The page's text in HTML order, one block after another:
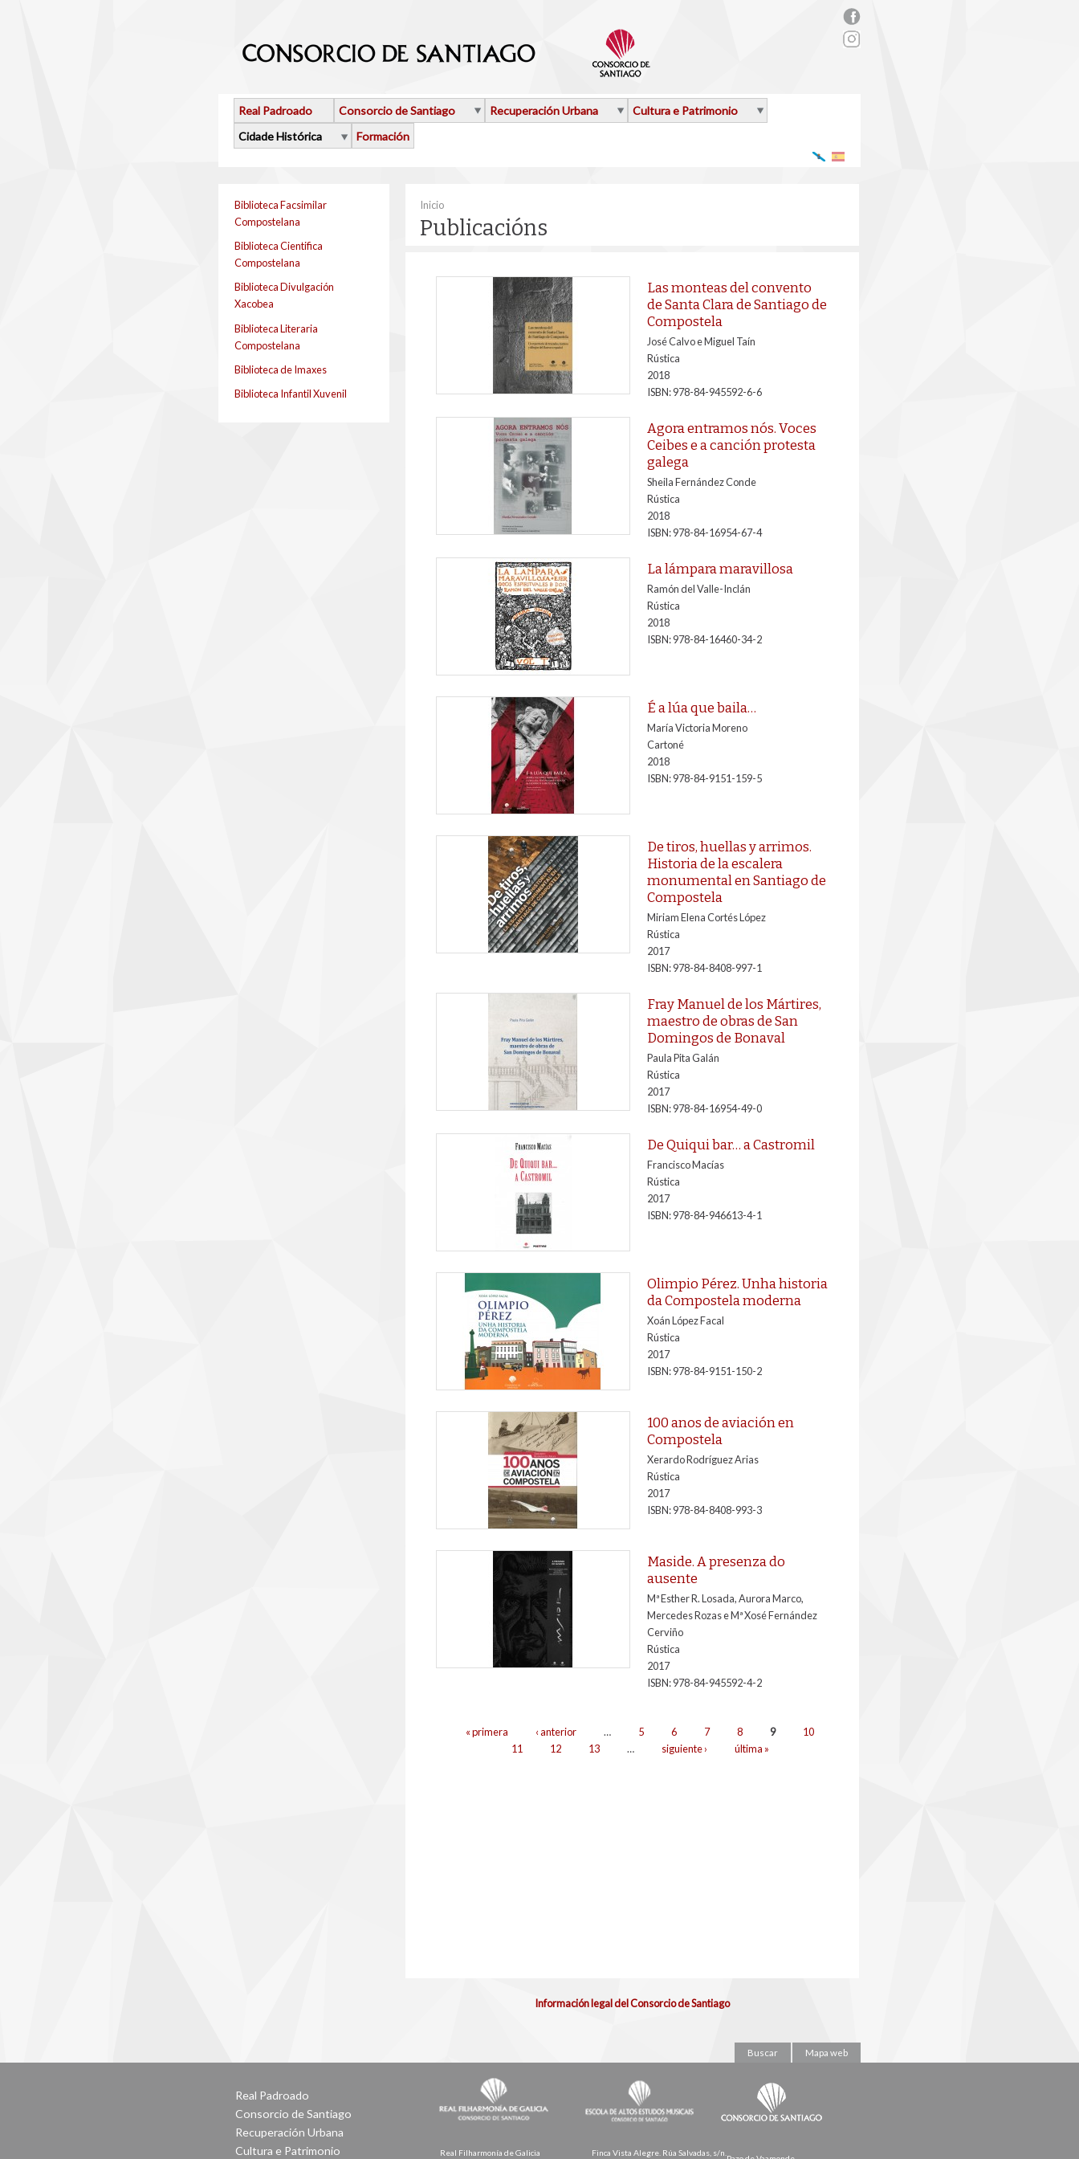
rs_facebook.png
Real Padroado Consorcio de Santiago Recuperación Urbana
Cultura e Patrimonio
Cidade Histórica
Formación
Biblioteca Facsimilar
Compostelana
Biblioteca Cientifica
Compostelana
Biblioteca Divulgación
Xacobea
Biblioteca Literaria
Compostelana
Biblioteca de Imaxes
Biblioteca Infantil Xuvenil
Vostede está aquí
Inicio
Publicacións
Las monteas del convento
de Santa Clara de Santiago de
Compostela
José Calvo e Miguel Taín
Rústica
2018
ISBN: 978-84-945592-6-6
Agora entramos nós. Voces
Ceibes e a canción protesta
galega
Sheila Fernández Conde
Rústica
2018
ISBN: 978-84-16954-67-4
La lámpara maravillosa
Ramón del Valle-Inclán
Rústica
2018
ISBN: 978-84-16460-34-2
É a lúa que baila…
María Victoria Moreno
Cartoné
2018
ISBN: 978-84-9151-159-5
De tiros, huellas y arrimos.
Historia de la escalera
monumental en Santiago de
Compostela
Miriam Elena Cortés López
Rústica
2017
ISBN: 978-84-8408-997-1
Fray Manuel de los Mártires,
maestro de obras de San
Domingos de Bonaval
Paula Pita Galán
Rústica
2017
ISBN: 978-84-16954-49-0
De Quiqui bar… a Castromil
Francisco Macías
Rústica
2017
ISBN: 978-84-946613-4-1
Olimpio Pérez. Unha historia
da Compostela moderna
Xoán López Facal
Rústica
2017
ISBN: 978-84-9151-150-2
100 anos de aviación en
Compostela
Xerardo Rodríguez Arias
Rústica
2017
ISBN: 978-84-8408-993-3
Maside. A presenza do
ausente
Mª Esther R. Losada, Aurora Marco,
Mercedes Rozas e Mª Xosé Fernández
Cerviño
Rústica
2017
ISBN: 978-84-945592-4-2
Páxinas« primera ‹ anterior … 5 6 7 8 9
10
11
12 13 … siguiente › última »
Información legal del Consorcio de Santiago
Buscar Mapa web
Real Padroado
Consorcio de Santiago
Recuperación Urbana
Cultura e Patrimonio
Real Filharmonía de Galicia Finca Vista Alegre. Rúa Salvadas, s/n.